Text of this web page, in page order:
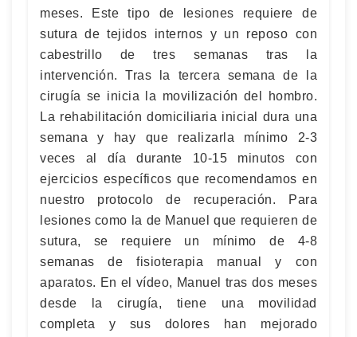
meses. Este tipo de lesiones requiere de
sutura de tejidos internos y un reposo con
cabestrillo de tres semanas tras la
intervención. Tras la tercera semana de la
cirugía se inicia la movilización del hombro.
La rehabilitación domiciliaria inicial dura una
semana y hay que realizarla mínimo 2-3
veces al día durante 10-15 minutos con
ejercicios específicos que recomendamos en
nuestro protocolo de recuperación. Para
lesiones como la de Manuel que requieren de
sutura, se requiere un mínimo de 4-8
semanas de fisioterapia manual y con
aparatos. En el vídeo, Manuel tras dos meses
desde la cirugía, tiene una movilidad
completa y sus dolores han mejorado